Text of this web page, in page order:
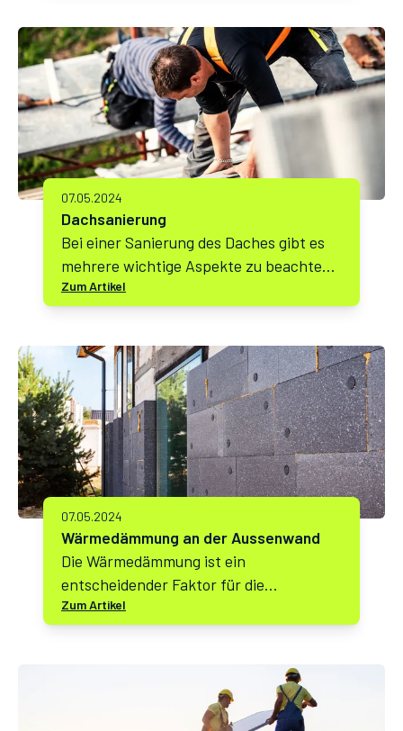
07.05.2024
Dachsanierung
Bei einer Sanierung des Daches gibt es
mehrere wichtige Aspekte zu beachten,
um sicherzustellen, dass die Arbeiten
effektiv und langlebig sind. Hier sind
berücksichtigen sollten:
Zum Artikel
07.05.2024
Wärmedämmung an der Aussenwand
Die Wärmedämmung ist ein
entscheidender Faktor für die
Energieeffizienz und den Wohnkomfort
eines Gebäudes.
Zum Artikel